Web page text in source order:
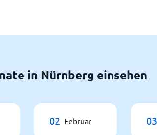
in Nürnberg einsehen
02 Februar 03